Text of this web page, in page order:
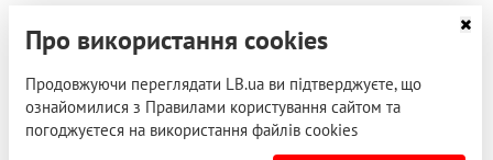
Про використання cookies
Продовжуючи переглядати LB.ua ви підтверджуєте, що
ознайомилися з Правилами користування сайтом та
погоджуєтеся на використання файлів cookies